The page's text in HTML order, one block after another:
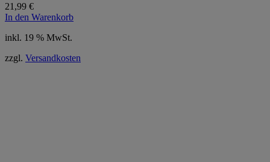
21,99 €
In den Warenkorb
inkl. 19 % MwSt.
zzgl. Versandkosten